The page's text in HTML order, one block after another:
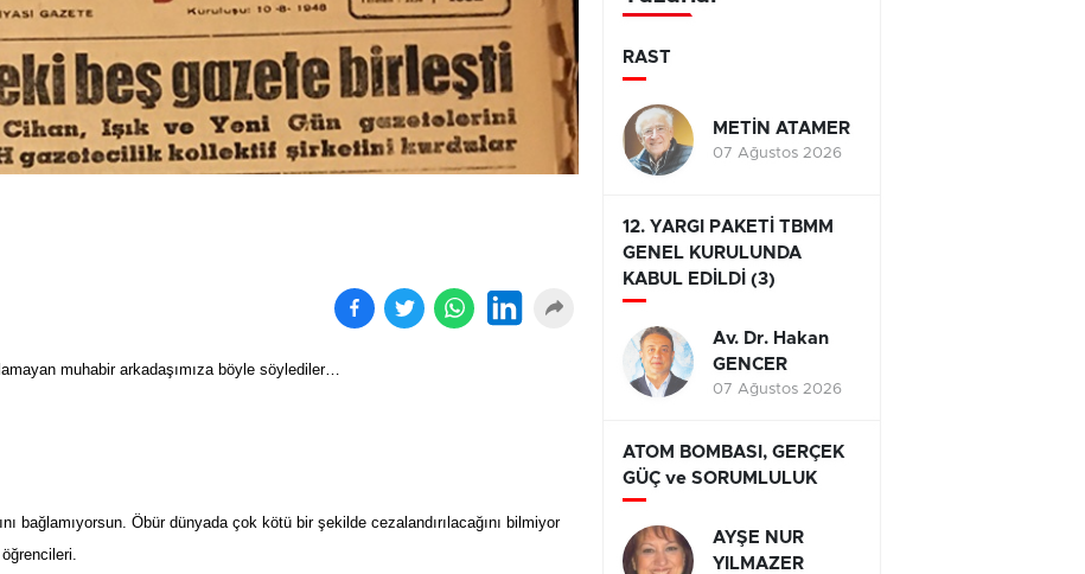
muhabir arkadaşımıza böyle söylediler…
bağlamıyorsun. Öbür dünyada çok kötü bir şekilde cezalandırılacağını bilmiyor
öğrencileri.
RAST
METİN ATAMER
07 Ağustos 2026
12. YARGI PAKETİ TBMM
GENEL KURULUNDA
KABUL EDİLDİ (3)
Av. Dr. Hakan
GENCER
07 Ağustos 2026
ATOM BOMBASI, GERÇEK
GÜÇ ve SORUMLULUK
AYŞE NUR
YILMAZER